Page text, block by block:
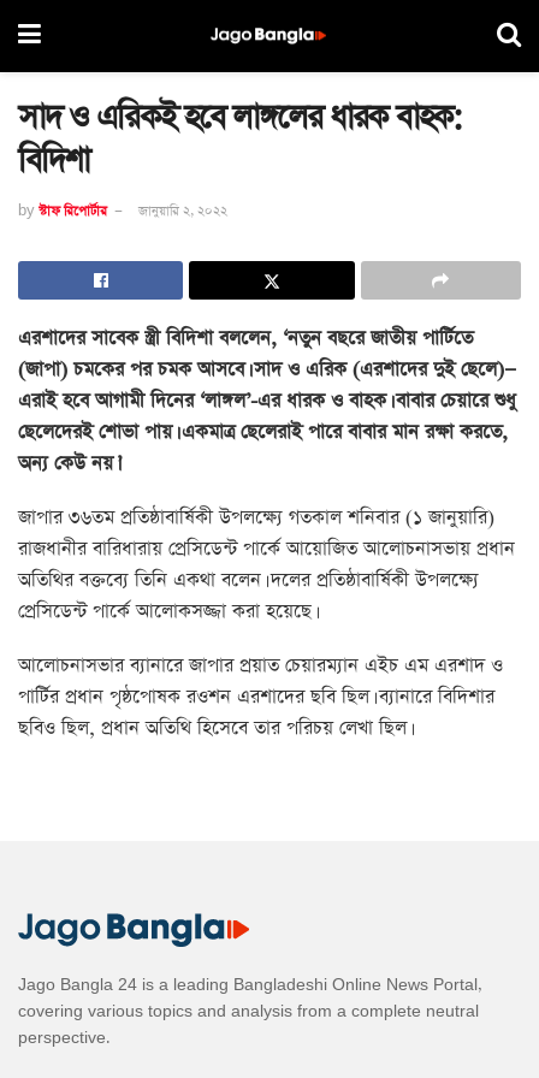
সাদ ও এরিকই হবে লাঙ্গলের ধারক বাহক:
বিদিশা
by স্টাফ রিপোর্টার জানুয়ারি ২, ২০২২
এরশাদের সাবেক স্ত্রী বিদিশা বললেন, ‘নতুন বছরে জাতীয় পার্টিতে
(জাপা) চমকের পর চমক আসবে। সাদ ও এরিক (এরশাদের দুই ছেলে)—
এরাই হবে আগামী দিনের ‘লাঙ্গল’-এর ধারক ও বাহক। বাবার চেয়ারে শুধু
ছেলেদেরই শোভা পায়। একমাত্র ছেলেরাই পারে বাবার মান রক্ষা করতে,
অন্য কেউ নয়।’
জাপার ৩৬তম প্রতিষ্ঠাবার্ষিকী উপলক্ষ্যে গতকাল শনিবার (১ জানুয়ারি)
রাজধানীর বারিধারায় প্রেসিডেন্ট পার্কে আয়োজিত আলোচনাসভায় প্রধান
অতিথির বক্তব্যে তিনি একথা বলেন। দলের প্রতিষ্ঠাবার্ষিকী উপলক্ষ্যে
প্রেসিডেন্ট পার্কে আলোকসজ্জা করা হয়েছে।
আলোচনাসভার ব্যানারে জাপার প্রয়াত চেয়ারম্যান এইচ এম এরশাদ ও
পার্টির প্রধান পৃষ্ঠপোষক রওশন এরশাদের ছবি ছিল। ব্যানারে বিদিশার
ছবিও ছিল, প্রধান অতিথি হিসেবে তার পরিচয় লেখা ছিল।
Jago Bangla 24 is a leading Bangladeshi Online News Portal,
covering various topics and analysis from a complete neutral
perspective.